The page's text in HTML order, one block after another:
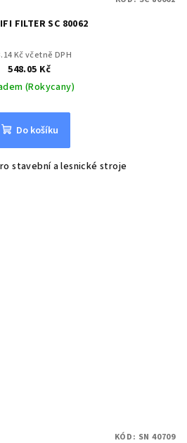
FILTER SC 80062
Kč včetně DPH
548.05 Kč
(Rokycany)
Do košíku
stavební a lesnické stroje
KÓD: SN 40709